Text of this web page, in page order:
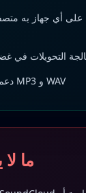
أي جهاز به
التحويلات في غضون 15-30
دعم تنزيلات تنسيق MP3 و WAV
ما